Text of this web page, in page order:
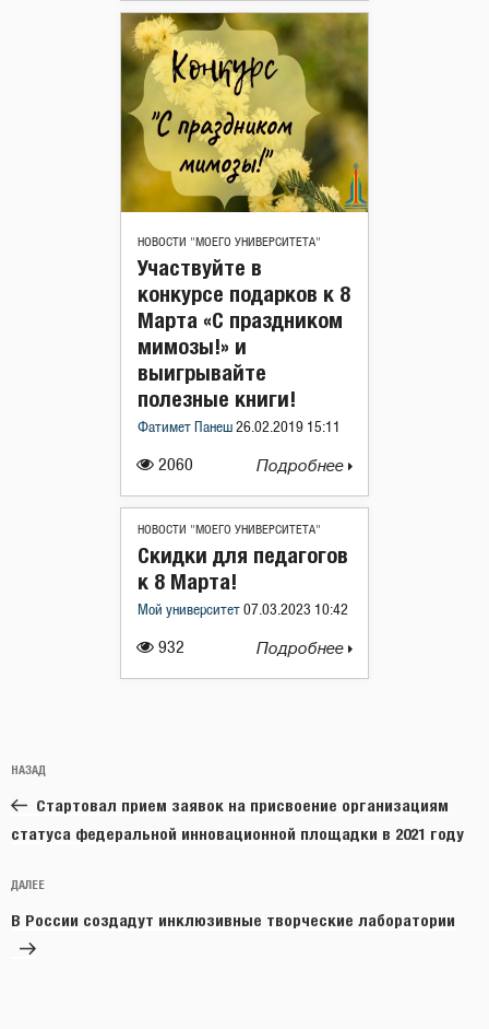
НОВОСТИ "МОЕГО УНИВЕРСИТЕТА"
2060
Участвуйте в
конкурсе подарков к 8
Марта «С праздником
мимозы!» и
выигрывайте
полезные книги!
Фатимет Панеш 26.02.2019 15:11
Подробнее
НОВОСТИ "МОЕГО УНИВЕРСИТЕТА"
932
Скидки для педагогов
к 8 Марта!
Мой университет 07.03.2023 10:42
Подробнее
по
записям
Предыдущая
запись:
НАЗАД
Стартовал прием заявок на присвоение организациям
статуса федеральной инновационной площадки в 2021 году
Следующая
запись
ДАЛЕЕ
В России создадут инклюзивные творческие лаборатории